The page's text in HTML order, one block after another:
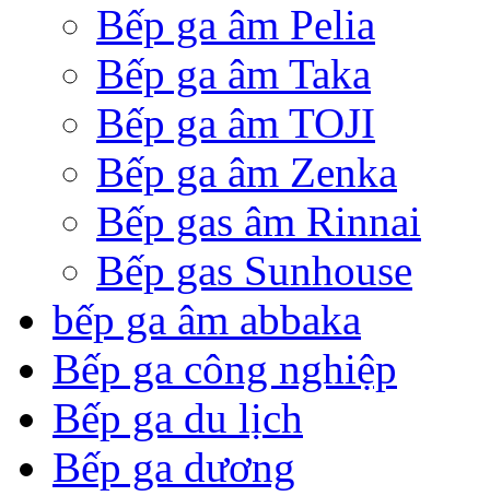
Bếp ga âm Pelia
Bếp ga âm Taka
Bếp ga âm TOJI
Bếp ga âm Zenka
Bếp gas âm Rinnai
Bếp gas Sunhouse
bếp ga âm abbaka
Bếp ga công nghiệp
Bếp ga du lịch
Bếp ga dương